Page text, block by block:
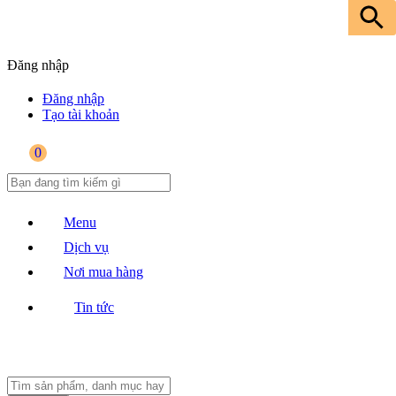
Đăng nhập
Đăng nhập
Tạo tài khoản
0
Menu
Dịch vụ
Nơi mua hàng
Tin tức